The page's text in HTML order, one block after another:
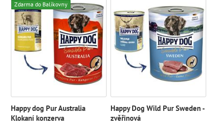
Zdarma do Balíkovny
Happy dog Pur Australia
Klokaní konzerva
Happy Dog Wild Pur Sweden -
zvěřinová